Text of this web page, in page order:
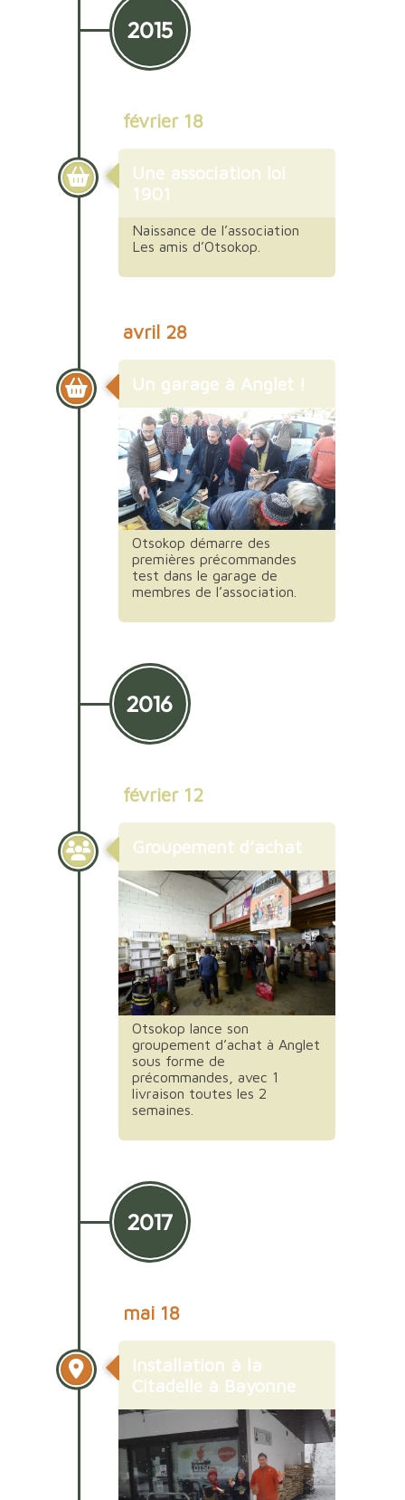
2015
février 18
Une association loi
1901
Naissance de l’association
Les amis d’Otsokop.
avril 28
Un garage à Anglet !
Otsokop démarre des
premières précommandes
test dans le garage de
membres de l’association.
2016
février 12
Groupement d’achat
Otsokop lance son
groupement d’achat à Anglet
sous forme de
précommandes, avec 1
livraison toutes les 2
semaines.
2017
mai 18
Installation à la
Citadelle à Bayonne